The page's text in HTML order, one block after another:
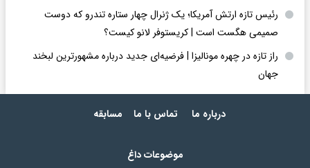
رئیس تازه ارتش آمریکا؛ یک ژنرال چهار ستاره تندرو که دوست
صمیمی هگست است | کریستوفر لانو کیست؟
راز تازه در چهره مونالیزا | فرضیه‌ای جدید درباره مشهورترین لبخند
جهان
درباره ما تماس با ما مسابقه
موضوعات داغ